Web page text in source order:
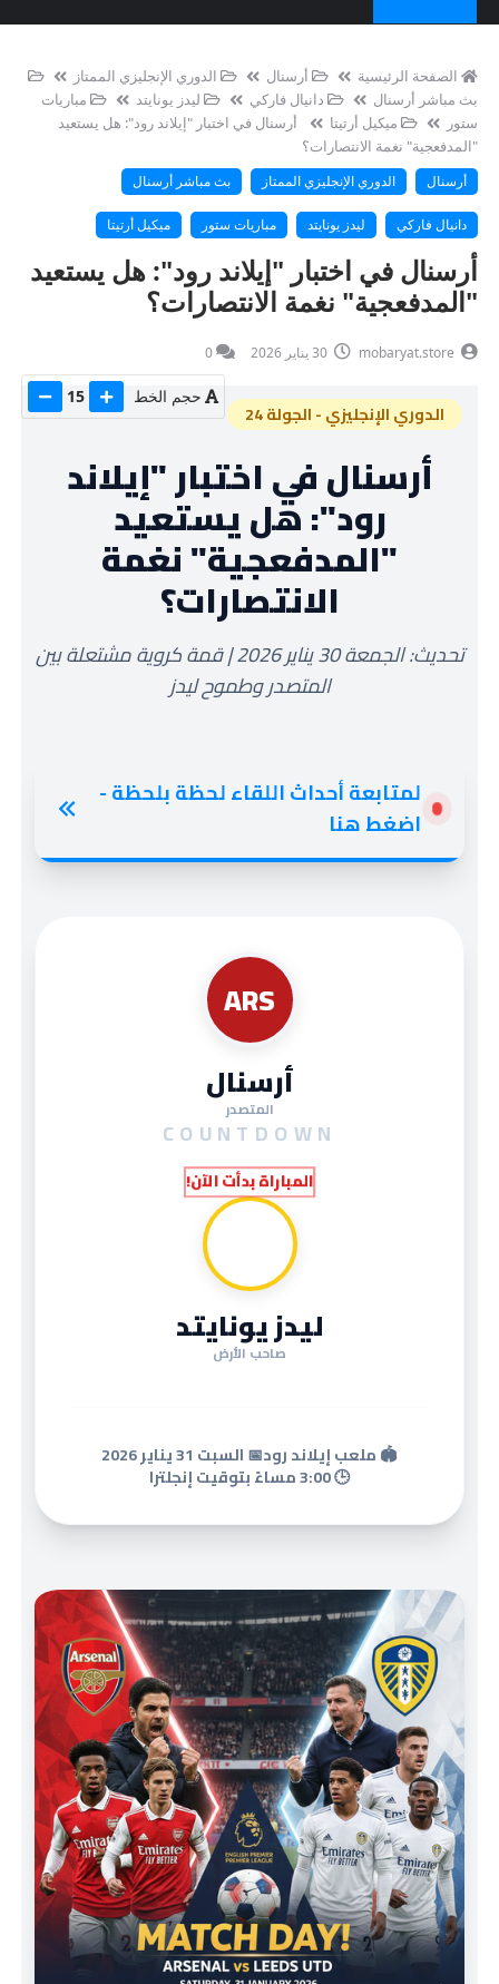
الصفحة الرئيسية أرسنال
الدوري الإنجليزي الممتاز
بث مباشر أرسنال
دانيال فاركي ليدز يونايتد
مباريات
ستور
ميكيل أرتيتا
أرسنال في اختبار "إيلاند رود": هل يستعيد
"المدفعجية" نغمة الانتصارات؟
أرسنال الدوري الإنجليزي الممتاز بث مباشر أرسنال
دانيال فاركي ليدز يونايتد مباريات ستور ميكيل أرتيتا
أرسنال في اختبار "إيلاند رود": هل يستعيد
"المدفعجية" نغمة الانتصارات؟
mobaryat.store
0
حجم الخط 15
الدوري الإنجليزي - الجولة 24
أرسنال في اختبار "إيلاند
رود": هل يستعيد
"المدفعجية" نغمة
الانتصارات؟
تحديث: الجمعة 30 يناير 2026 | قمة كروية مشتعلة بين
المتصدر وطموح ليدز
لمتابعة أحداث اللقاء لحظة بلحظة -
اضغط هنا
ARS
أرسنال
المتصدر
COUNTDOWN
المباراة بدأت الآن!
ليدز يونايتد
صاحب الأرض
🏟️ ملعب إيلاند رود📅 السبت 31 يناير 2026
🕒 3:00 مساءً بتوقيت إنجلترا